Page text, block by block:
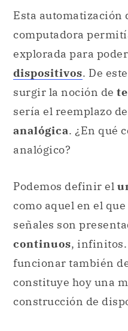
Esta automatización
computadora
explorada para
dispositivos. De
surgir la noción de
sería el reemplazo
analógica. ¿En qué
analógico?
Podemos definir el
como aquel en el
señales son
continuos, infinitos.
funcionar también
constituye hoy una
construcción de